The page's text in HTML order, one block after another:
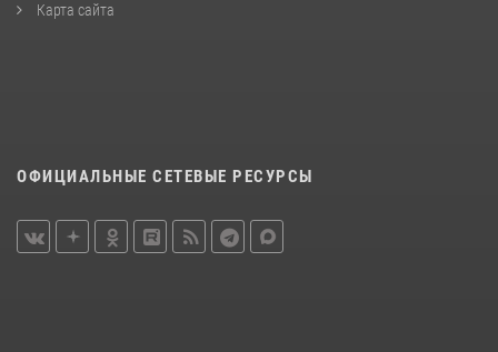
Карта сайта
ОФИЦИАЛЬНЫЕ СЕТЕВЫЕ РЕСУРСЫ